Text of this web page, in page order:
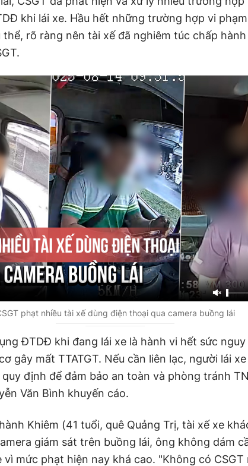
khi lái xe. Hầu hết những trường hợp vi
thể, rõ ràng nên tài xế đã nghiêm túc chấp
phạt nhiều tài xế dùng điện thoại qua camera buồng lái
ĐTDĐ khi đang lái xe là hành vi hết sức nguy
gây mất TTATGT. Nếu cần liên lạc, người lái
định để đảm bảo an toàn và phòng tránh
Văn Bình khuyến cáo.
Khiêm (41 tuổi, quê Quảng Trị, tài xế xe
giám sát trên buồng lái, ông không dám
mức phạt hiện nay khá cao. "Không có CSGT